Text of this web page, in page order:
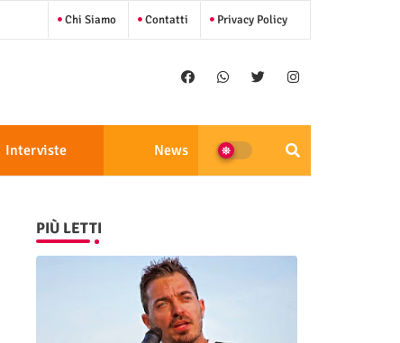
Chi Siamo Contatti Privacy Policy
Interviste News
PIÙ LETTI